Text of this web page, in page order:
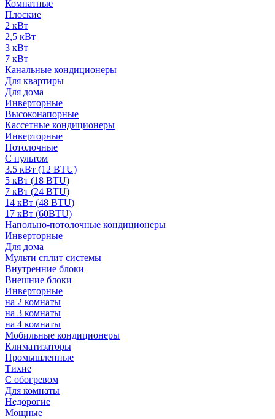
Комнатные
Плоские
2 кВт
2,5 кВт
3 кВт
7 кВт
Канальные кондиционеры
Для квартиры
Для дома
Инверторные
Высоконапорные
Кассетные кондиционеры
Инверторные
Потолочные
С пультом
3.5 кВт (12 BTU)
5 кВт (18 BTU)
7 кВт (24 BTU)
14 кВт (48 BTU)
17 кВт (60BTU)
Напольно-потолочные кондиционеры
Инверторные
Для дома
Мульти сплит системы
Внутренние блоки
Внешние блоки
Инверторные
на 2 комнаты
на 3 комнаты
на 4 комнаты
Мобильные кондиционеры
Климатизаторы
Промышленные
Тихие
С обогревом
Для комнаты
Недорогие
Мощные